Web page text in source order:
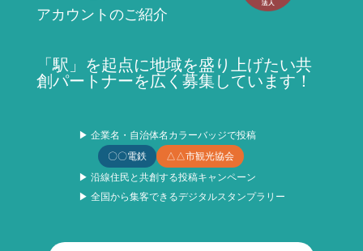
アカウントのご紹介
「駅」を起点に地域を盛り上げたい共
創パートナーを広く募集しています！
▶ 企業名・自治体名カラーバッジで投稿
〇〇電鉄
△△市観光協会
▶ 沿線住民と共創する投稿キャンペーン
▶ 全国から集客できるデジタルスタンプラリー